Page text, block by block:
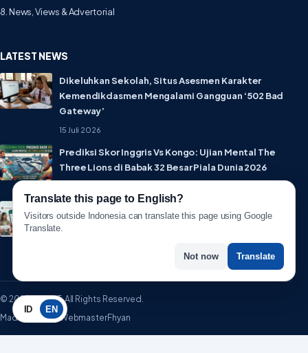
8. News, Views & Advertorial
LATEST NEWS
Dikeluhkan Sekolah, Situs Asesmen Karakter
Kemendikdasmen Mengalami Gangguan ‘502 Bad
Gateway’
15 Juli 2026
Prediksi Skor Inggris Vs Kongo: Ujian Mental The
Three Lions di Babak 32 Besar Piala Dunia 2026
© 2026 WartaIT. All Rights Reserved.
Made with ♥ by WebmasterFhyan
ID EN
Translate this page to English?
Visitors outside Indonesia can translate this page using Google
Translate.
Not now Translate